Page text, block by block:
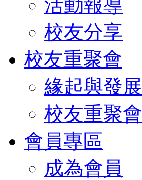
活動報導
校友分享
校友重聚會
緣起與發展
校友重聚會
會員專區
成為會員